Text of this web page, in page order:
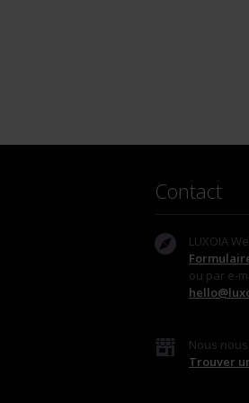
Contact
LUXOIA
ou par e-
Nous
Trouver